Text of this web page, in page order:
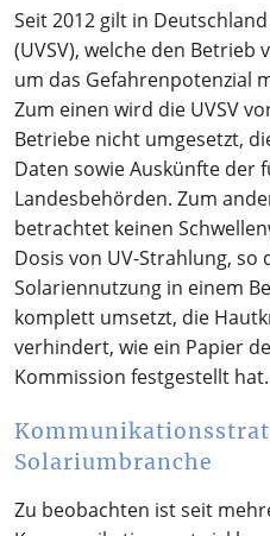
Seit 2012 gilt in
(UVSV), welche den
um das Gefahrenpotenzial
Zum einen wird die UVSV
Betriebe nicht umgesetzt,
Daten sowie Auskünfte der
Landesbehörden. Zum
betrachtet keinen
Dosis von UV-Strahlung, so
Solariennutzung in einem
komplett umsetzt, die
verhindert, wie ein Papier
Kommission festgestellt hat.
Solariumbranche
Zu beobachten ist seit